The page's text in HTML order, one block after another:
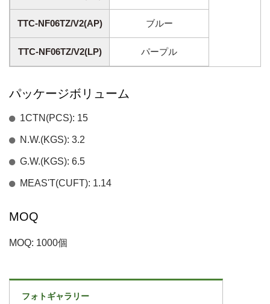
TTC-NF06TZ/V2(AP) ブルー
TTC-NF06TZ/V2(LP) パープル
パッケージボリューム
1CTN(PCS): 15
N.W.(KGS): 3.2
G.W.(KGS): 6.5
MEAS'T(CUFT): 1.14
MOQ
MOQ: 1000個
フォトギャラリー